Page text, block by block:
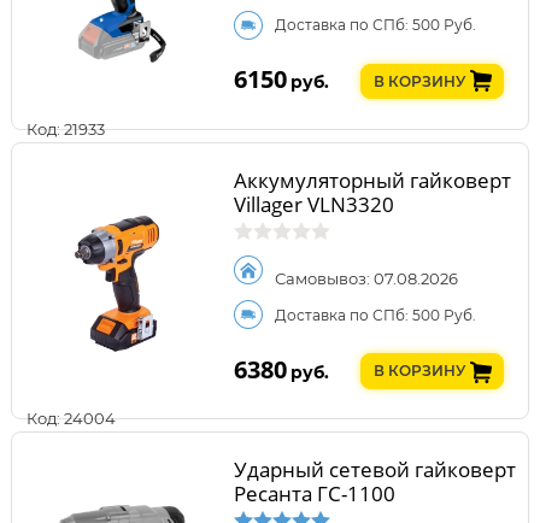
Код: 21933
Доставка по СПб: 500 Руб.
6150 руб. В КОРЗИНУ
Код: 24004
Аккумуляторный гайковерт
Villager VLN3320
Самовывоз: 07.08.2026
Доставка по СПб: 500 Руб.
6380 руб. В КОРЗИНУ
Ударный сетевой гайковерт
Ресанта ГС-1100